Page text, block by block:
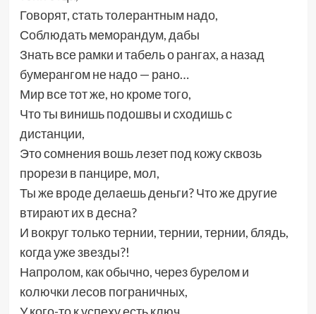
Говорят, стать толерантным надо,
Соблюдать меморандум, дабы
Знать все рамки и табель о рангах, а назад
бумерангом не надо — рано…
Мир все тот же, но кроме того,
Что ты винишь подошвы и сходишь с
дистанции,
Это сомнения вошь лезет под кожу сквозь
прорези в панцире, мол,
Ты же вроде делаешь деньги? Что же другие
втирают их в десна?
И вокруг только тернии, тернии, тернии, блядь,
когда уже звезды?!
Напролом, как обычно, через бурелом и
колючки лесов пограничных,